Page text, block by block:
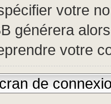
votre
générera
votre
de